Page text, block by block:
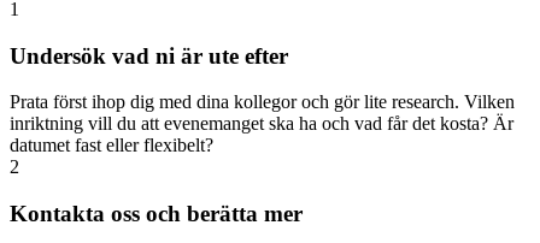
1
Undersök vad ni är ute efter
Prata först ihop dig med dina kollegor och gör lite research. Vilken
inriktning vill du att evenemanget ska ha och vad får det kosta? Är
datumet fast eller flexibelt?
2
Kontakta oss och berätta mer